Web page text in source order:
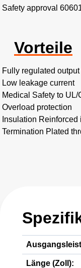
Safety approval
Vorteile
Fully regulated
Low leakage current
Medical Safety to UL/
Overload protection
Insulation Reinforced
Termination Plated
Länge (Zoll):